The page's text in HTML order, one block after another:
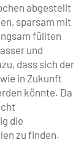
abgestellt
sparsam mit
füllten
und
dass sich der
in Zukunft
könnte. Da
die
zu finden.